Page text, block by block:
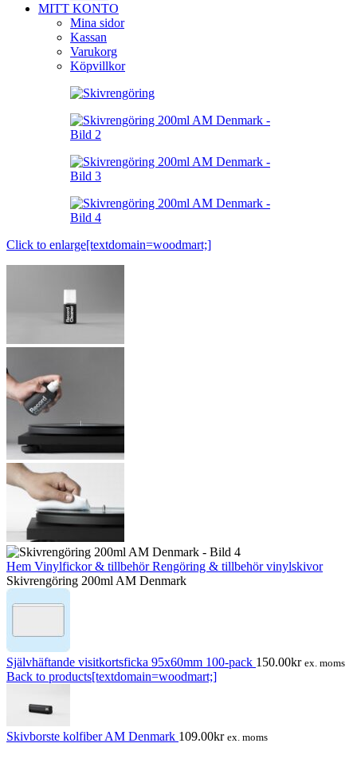
MITT KONTO
Mina sidor
Kassan
Varukorg
Köpvillkor
Click to enlarge[textdomain=woodmart;]
Hem Vinylfickor & tillbehörRengöring & tillbehör vinylskivor
Skivrengöring 200ml AM Denmark
Självhäftande visitkortsficka 95x60mm 100-pack 150.00kr ex. moms
Back to products[textdomain=woodmart;]
Skivborste kolfiber AM Denmark 109.00kr ex. moms